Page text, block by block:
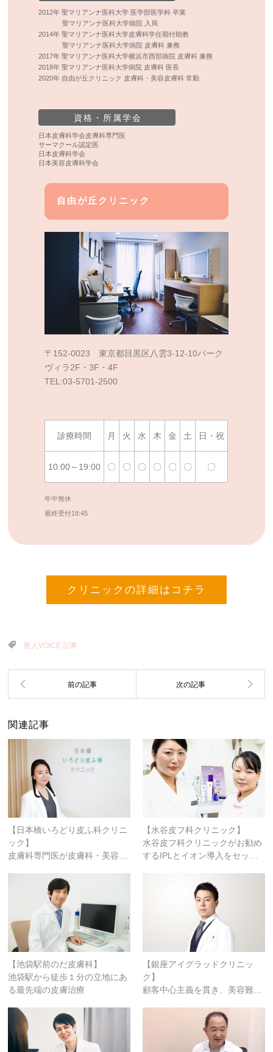
2012年 聖マリアンナ医科大学 医学部医学科 卒業
聖マリアンナ医科大学病院 入局
2014年 聖マリアンナ医科大学皮膚科学任期付助教
聖マリアンナ医科大学病院 皮膚科 兼務
2017年 聖マリアンナ医科大学横浜市西部病院 皮膚科 兼務
2018年 聖マリアンナ医科大学病院 皮膚科 医長
2020年 自由が丘クリニック 皮膚科・美容皮膚科 常勤
資格・所属学会
日本皮膚科学会皮膚科専門医
サーマクール認定医
日本皮膚科学会
日本美容皮膚科学会
自由が丘クリニック
〒152-0023 東京都目黒区八雲3-12-10パーク
ヴィラ2F・3F・4F
TEL:03-5701-2500
診療時間 月 火 水 木 金 土 日・祝
10:00～19:00 〇 〇 〇 〇 〇 〇 〇
年中無休
最終受付18:45
クリニックの詳細はコチラ
医人VOICE 記事
関連記事
【日本橋いろどり皮ふ科クリニ
ック】
皮膚科専門医が皮膚科・美容…
【水谷皮フ科クリニック】
水谷皮フ科クリニックがお勧め
するIPLとイオン導入をセッ…
【池袋駅前のだ皮膚科】
池袋駅から徒歩１分の立地にあ
る最先端の皮膚治療
【銀座アイグラッドクリニッ
ク】
顧客中心主義を貫き、美容難…